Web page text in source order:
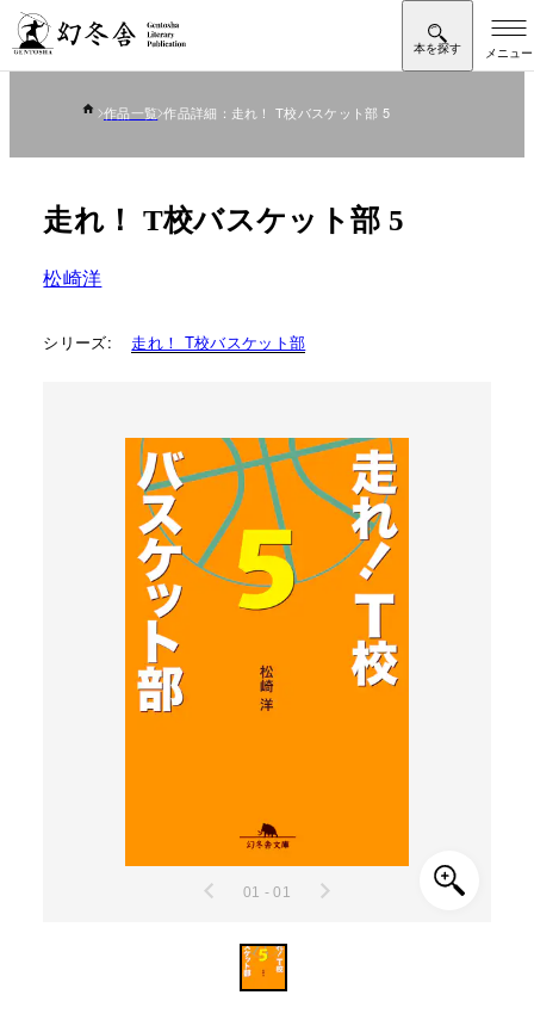
作品一覧 作品詳細：走れ！ T校バスケット部 5
走れ！ T校バスケット部 5
松崎洋
シリーズ: 走れ！ T校バスケット部
01 - 01